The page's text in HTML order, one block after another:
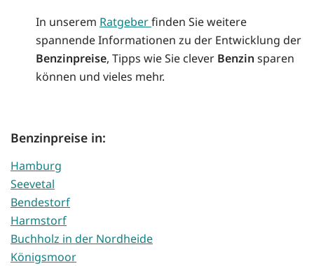
In unserem Ratgeberfinden Sie weitere
spannende Informationen zu der Entwicklung der
Benzinpreise, Tipps wie Sie clever Benzin sparen
können und vieles mehr.
Benzinpreise in:
Hamburg
Seevetal
Bendestorf
Harmstorf
Buchholz in der Nordheide
Königsmoor